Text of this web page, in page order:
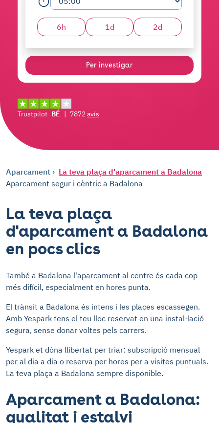
6h 1d 2d
Per investigar
Trustpilot BÉ | 7872avís
Aparcament
La teva plaça d'aparcament a Badalona
Aparcament segur i cèntric a Badalona
La teva plaça
d'aparcament a Badalona
en pocs clics
També a Badalona l'aparcament al centre és cada cop
més difícil, especialment en hores punta.
El trànsit a Badalona és intens i les places escassegen.
Amb Yespark tens el teu lloc reservat en una instal·lació
segura, sense donar voltes pels carrers.
Yespark et dóna llibertat per triar: subscripció mensual
per al dia a dia o reserva per hores per a visites puntuals.
La teva plaça a Badalona sempre disponible.
Aparcament a Badalona:
qualitat i estalvi